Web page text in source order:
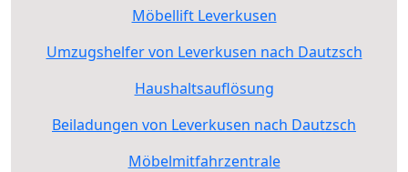
Möbellift Leverkusen
Umzugshelfer von Leverkusen nach Dautzsch
Haushaltsauflösung
Beiladungen von Leverkusen nach Dautzsch
Möbelmitfahrzentrale